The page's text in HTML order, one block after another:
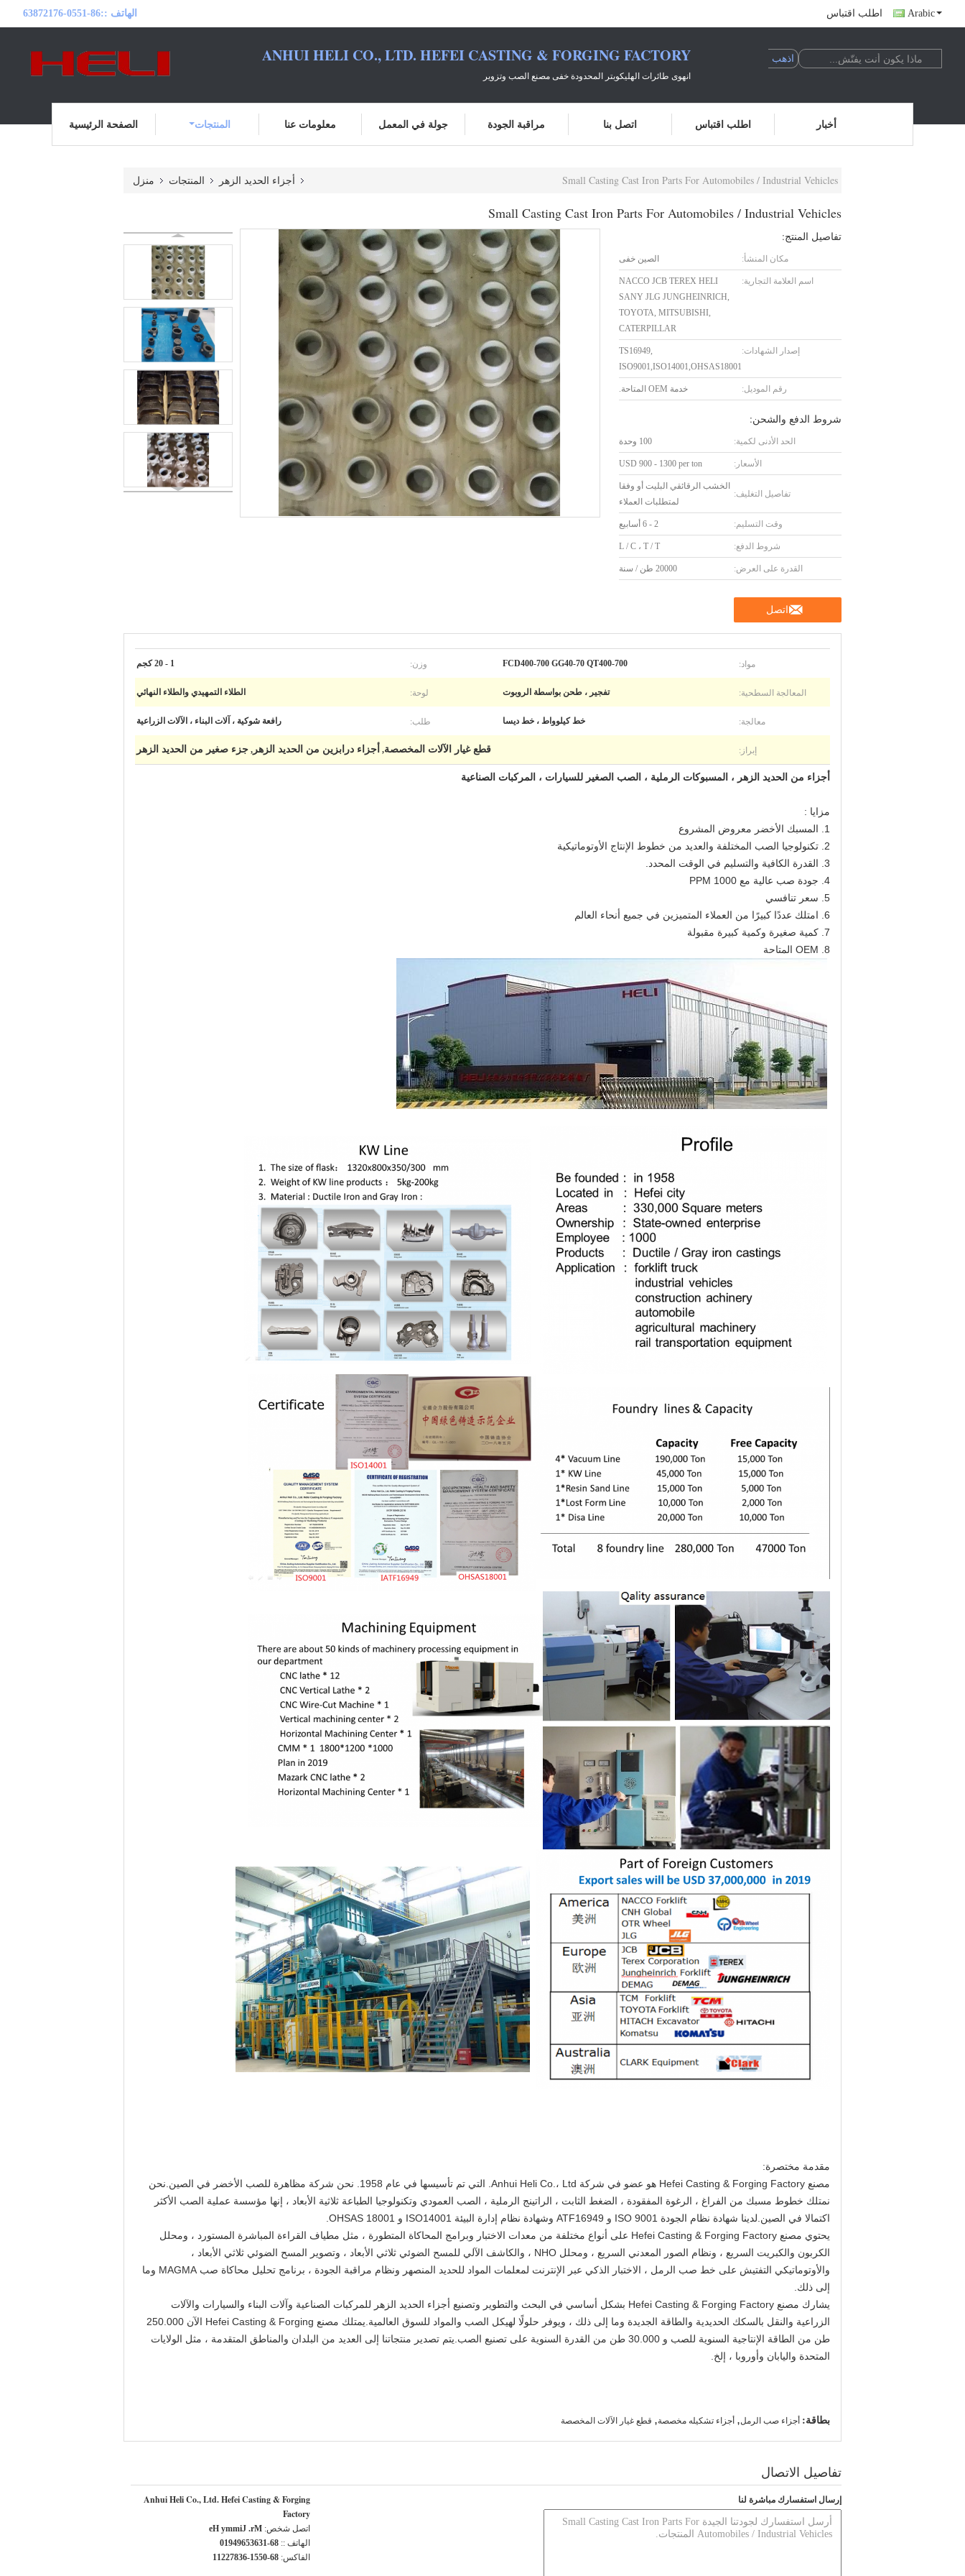
الهاتف ::86-0551-63872176 اطلب اقتباس Arabic
ANHUI HELI CO., LTD. HEFEI CASTING & FORGING FACTORY
انهوى طائرات الهليكوبتر المحدودة خفى مصنع الصب وتزوير
الصفحة الرئيسية المنتجات معلومات عنا جولة في المعمل مراقبة الجودة اتصل بنا اطلب اقتباس أخبار
منزل المنتجات أجزاء الحديد الزهر Small Casting Cast Iron Parts For Automobiles / Industrial Vehicles
Small Casting Cast Iron Parts For Automobiles / Industrial Vehicles
تفاصيل المنتج:
مكان المنشأ: الصين خفى
اسم العلامة التجارية:
NACCO JCB TEREX HELI
SANY JLG JUNGHEINRICH,
TOYOTA, MITSUBISHI,
CATERPILLAR
إصدار الشهادات:
TS16949,
ISO9001,ISO14001,OHSAS18001
رقم الموديل: خدمة OEM المتاحة.
شروط الدفع والشحن:
الحد الأدنى لكمية: 100 وحدة
الأسعار: USD 900 - 1300 per ton
تفاصيل التغليف:
الخشب الرقائقي البليت أو وفقا
لمتطلبات العملاء
وقت التسليم: 2 - 6 أسابيع
شروط الدفع: L / C ، T / T
القدرة على العرض: 20000 طن / سنة
اتصل
مواد: FCD400-700 GG40-70 QT400-700 وزن: 1 - 20 كجم
المعالجة السطحية: تفجير ، طحن بواسطة الروبوت لوحة: الطلاء التمهيدي والطلاء النهائي
معالجة: خط كيلوواط ، خط ديسا طلب: رافعة شوكية ، آلات البناء ، الآلات الزراعية
إبراز: قطع غيار الآلات المخصصة, أجزاء درابزين من الحديد الزهر , جزء صغير من الحديد الزهر
أجزاء من الحديد الزهر ، المسبوكات الرملية ، الصب الصغير للسيارات ، المركبات الصناعية
مزايا :
1. المسبك الأخضر معروض المشروع
2. تكنولوجيا الصب المختلفة والعديد من خطوط الإنتاج الأوتوماتيكية
3. القدرة الكافية والتسليم في الوقت المحدد.
4. جودة صب عالية مع PPM 1000
5. سعر تنافسي
6. امتلك عددًا كبيرًا من العملاء المتميزين في جميع أنحاء العالم
7. كمية صغيرة وكمية كبيرة مقبولة
8. OEM المتاحة
مقدمة مختصرة:
مصنع Hefei Casting & Forging Factory هو عضو في شركة Anhui Heli Co.، Ltd. التي تم تأسيسها في عام 1958. نحن شركة مظاهرة للصب الأخضر في الصين.نحن
نمتلك خطوط مسبك من الفراغ ، الرغوة المفقودة ، الضغط الثابت ، الراتينج الرملية ، الصب العمودي وتكنولوجيا الطباعة ثلاثية الأبعاد ، إنها مؤسسة عملية الصب الأكثر
اكتمالا في الصين.لدينا شهادة نظام الجودة ISO 9001 و ATF16949 وشهادة نظام إدارة البيئة ISO14001 و OHSAS 18001.
يحتوي مصنع Hefei Casting & Forging Factory على أنواع مختلفة من معدات الاختبار وبرامج المحاكاة المتطورة ، مثل مطياف القراءة المباشرة المستورد ، ومحلل
الكربون والكبريت السريع ، ونظام الصور المعدني السريع ، ومحلل NHO ، والكاشف الآلي للمسح الضوئي ثلاثي الأبعاد ، وتصوير المسح الضوئي ثلاثي الأبعاد ،
والأوتوماتيكي التفتيش على خط صب الرمل ، الاختبار الذكي عبر الإنترنت لمعلمات المواد للحديد المنصهر ونظام مراقبة الجودة ، برنامج تحليل محاكاة صب MAGMA وما
إلى ذلك.
يشارك مصنع Hefei Casting & Forging Factory بشكل أساسي في البحث والتطوير وتصنيع أجزاء الحديد الزهر للمركبات الصناعية وآلات البناء والسيارات والآلات
الزراعية والنقل بالسكك الحديدية والطاقة الجديدة وما إلى ذلك ، ويوفر حلولًا لهيكل الصب والمواد للسوق العالمية.يمتلك مصنع Hefei Casting & Forging الآن 250.000
طن من الطاقة الإنتاجية السنوية للصب و 30.000 طن من القدرة السنوية على تصنيع الصب.يتم تصدير منتجاتنا إلى العديد من البلدان والمناطق المتقدمة ، مثل الولايات
المتحدة واليابان وأوروبا ، إلخ.
بطاقة: أجزاء صب الرمل, أجزاء تشكيله مخصصة, قطع غيار الآلات المخصصة
تفاصيل الاتصال
Anhui Heli Co., Ltd. Hefei Casting & Forging
Factory
اتصل شخص: Mr. Jimmy He
الهاتف :: 86-13635694910
الفاكس: 86-0551-63872211
إرسال استفسارك مباشرة لنا